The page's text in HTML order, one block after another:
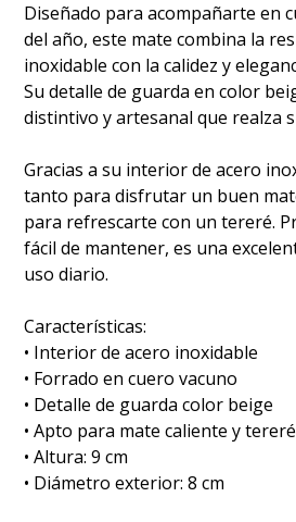
Diseñado para acompañarte en
del año, este mate combina la
inoxidable con la calidez y
Su detalle de guarda en color
distintivo y artesanal que realza
Gracias a su interior de acero
tanto para disfrutar un buen
para refrescarte con un tereré.
fácil de mantener, es una
uso diario.
Características:
• Interior de acero inoxidable
• Forrado en cuero vacuno
• Detalle de guarda color beige
• Apto para mate caliente y tereré
• Altura: 9 cm
• Diámetro exterior: 8 cm